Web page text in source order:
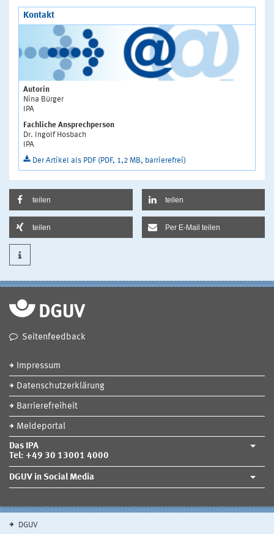
Kontakt
Autorin
Nina Bürger
IPA
Fachliche Ansprechperson
Dr. Ingolf Hosbach
IPA
Der Artikel als PDF (PDF, 1,2 MB, barrierefrei)
teilen teilen
teilen Per E-Mail teilen
Seitenfeedback
Impressum
Datenschutzerklärung
Barrierefreiheit
Meldeportal
Das IPA
Tel: +49 30 13001 4000
DGUV in Social Media
DGUV